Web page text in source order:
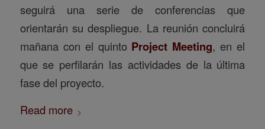
seguirá una serie de conferencias que
orientarán su despliegue. La reunión concluirá
mañana con el quinto Project Meeting, en el
que se perfilarán las actividades de la última
fase del proyecto.
Read more